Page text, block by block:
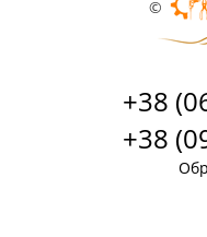
©
+38
+38